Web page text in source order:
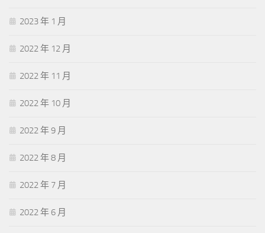
2023 年 1 月
2022 年 12 月
2022 年 11 月
2022 年 10 月
2022 年 9 月
2022 年 8 月
2022 年 7 月
2022 年 6 月